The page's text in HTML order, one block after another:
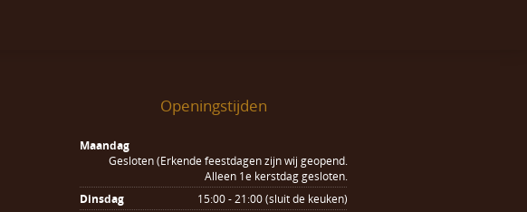
Openingstijden
Maandag
Gesloten (Erkende feestdagen zijn wij geopend.
Alleen 1e kerstdag gesloten.
Dinsdag
15:00 - 21:00 (sluit de keuken)